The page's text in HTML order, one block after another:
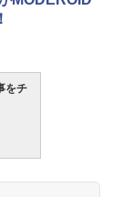
バッグ ナイロ
バッグ カメラ
備 サバゲー装
W9OW
フィルター(R
T-SPAR
ーレジェンズ
モス 可動フィ
み プラキット
マンダロリア
ン ジャリン&
製 組み立て式
ガスブロー
20式 5.56mm
バック
リーズ No.123
カット用) プラ
をチ